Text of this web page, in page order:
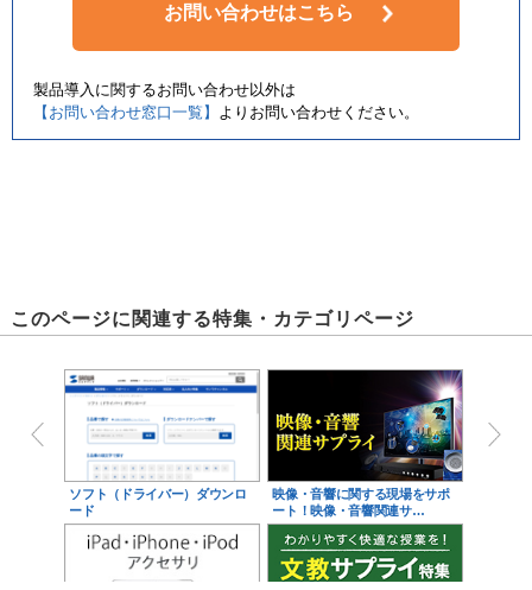
お問い合わせはこちら
製品導入に関するお問い合わせ以外は
【お問い合わせ窓口一覧】 よりお問い合わせください。
このページに関連する特集・カテゴリページ
ソフト（ドライバー）ダウンロ
ード
映像・音響に関する現場をサポ
ート！映像・音響関連サ…